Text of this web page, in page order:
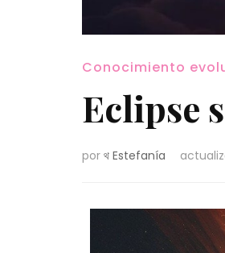
Conocimiento
Eclipse
por থ Estefanía